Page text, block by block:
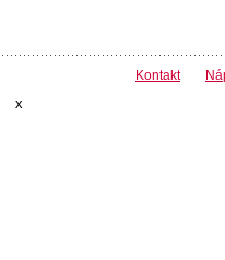
Kontakt
x